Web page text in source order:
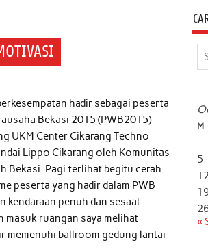
hadir sebagai peserta
Bekasi 2015 (PWB2015)
UKM Center Cikarang Techno
Lippo Cikarang oleh Komunitas
Bekasi. Pagi terlihat begitu cerah
peserta yang hadir dalam PWB
kendaraan penuh dan sesaat
masuk ruangan saya melihat
memenuhi ballroom gedung lantai
M
5
12
«